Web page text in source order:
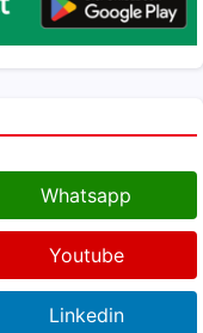
Whatsapp
Youtube
Linkedin